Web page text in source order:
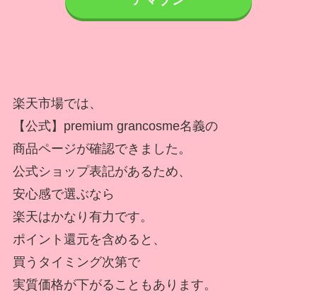
楽天市場では、
【公式】premium grancosme名義の
商品ページが確認できました。
公式ショップ表記があるため、
安心感で選ぶなら
楽天はかなり有力です。
ポイント還元を含めると、
買うタイミング次第で
実質価格が下がることもあります。